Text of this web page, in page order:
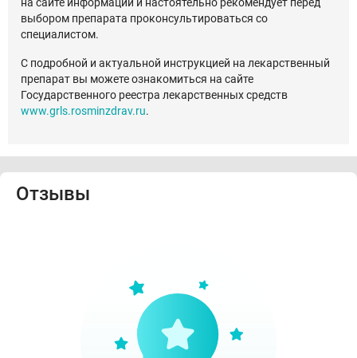
выбором препарата проконсультироваться со
специалистом.
С подробной и актуальной инструкцией на лекарственный
препарат вы можете ознакомиться на сайте
Государственного реестра лекарственных средств
www.grls.rosminzdrav.ru.
Отзывы